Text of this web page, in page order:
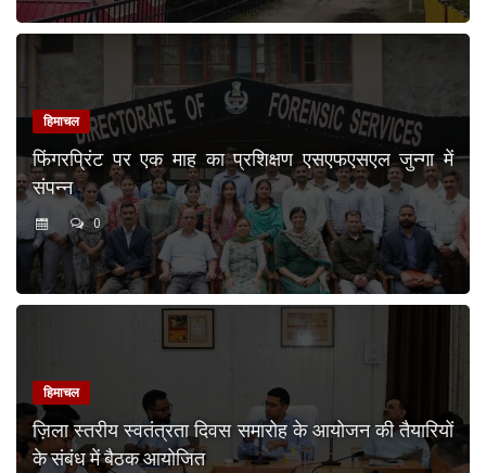
हिमाचल
फिंगरप्रिंट पर एक माह का प्रशिक्षण एसएफएसएल जुन्गा में
संपन्न
0
हिमाचल
ज़िला स्तरीय स्वतंत्रता दिवस समारोह के आयोजन की तैयारियों
के संबंध में बैठक आयोजित